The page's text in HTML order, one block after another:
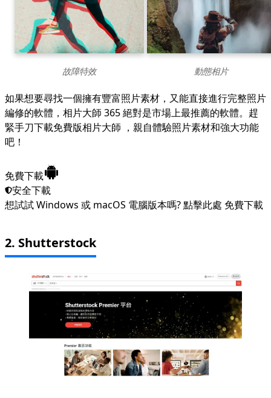
故障特效 動態相片
如果想要尋找一個擁有豐富照片素材，又能直接進行完整照片
編修的軟體， 相片大師 365絕對是市場上最推薦的軟體。趕
緊手刀下載免費版相片大師 ，親自體驗照片素材和強大功能
吧！
免費下載
安全下載
想試試 Windows 或 macOS 電腦版本嗎?點擊此處 免費下載
2. Shutterstock